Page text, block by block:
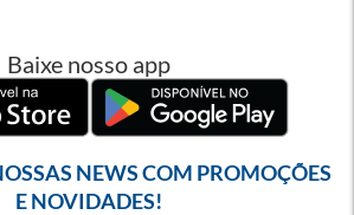
Baixe nosso app
NEWS COM PROMOÇÕES
E NOVIDADES!